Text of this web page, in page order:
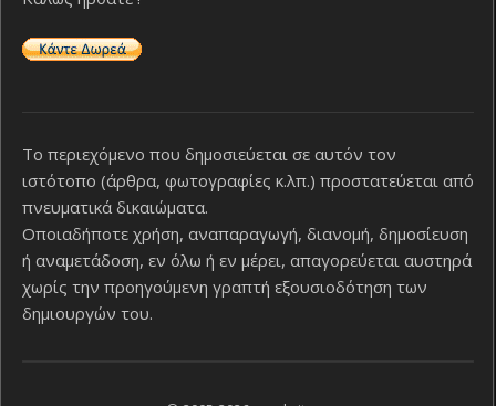
Το περιεχόμενο που δημοσιεύεται σε αυτόν τον
ιστότοπο (άρθρα, φωτογραφίες κ.λπ.) προστατεύεται από
πνευματικά δικαιώματα.
Οποιαδήποτε χρήση, αναπαραγωγή, διανομή, δημοσίευση
ή αναμετάδοση, εν όλω ή εν μέρει, απαγορεύεται αυστηρά
χωρίς την προηγούμενη γραπτή εξουσιοδότηση των
δημιουργών του.